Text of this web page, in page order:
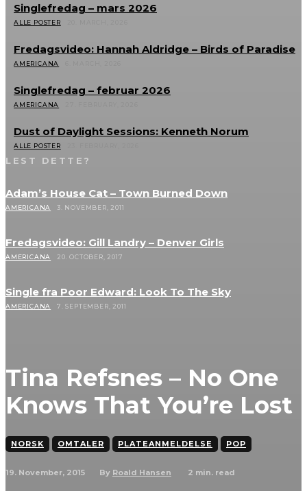
Tina Refsnes – No One
Knows That You’re Lost
NORSK OMTALER PLATEANMELDELSE POP
19. November, 2015 By Roald Hansen 2 min. read
Singlefredag – mars 2026
ALLE POSTER
Fredagsvideo: Hannah Aldridge – Birds of Paradise
AMERICANA
Singlefredag – februar 2026
AMERICANA
Dust of Daylight Sessions: Kenneth Norum
ALLE POSTER
LEST DETTE?
Adam’s House Cat – Town Burned Down
AMERICANA 3. NOVEMBER, 2011
Fredagsvideo: Gill Landry – Denver Girls
AMERICANA 20. OCTOBER, 2017
Single fra Poor Edward: Look To The Sky
AMERICANA 7. SEPTEMBER, 2011